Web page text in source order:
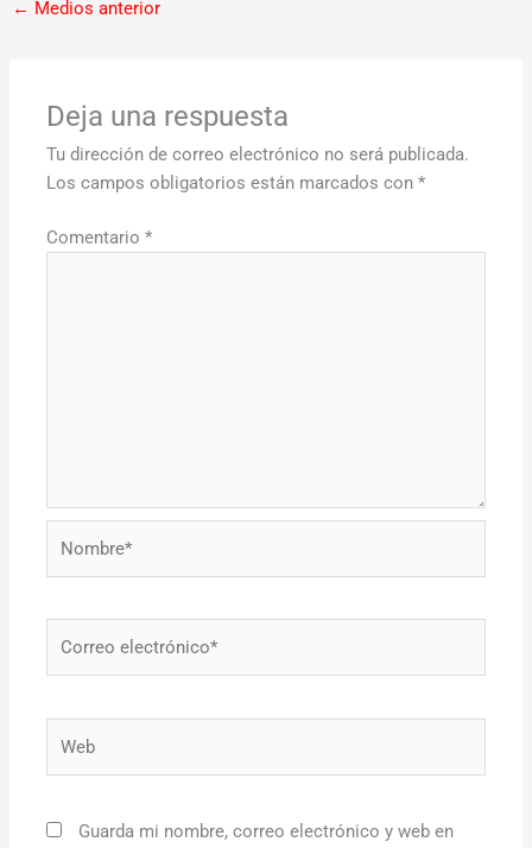
← Medios anterior
Deja una respuesta
Tu dirección de correo electrónico no será publicada.
Los campos obligatorios están marcados con*
Comentario*
Guarda mi nombre, correo electrónico y web en